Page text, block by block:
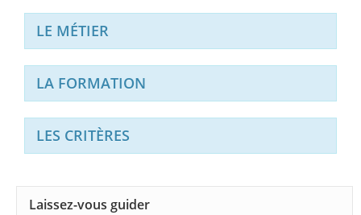
LE MÉTIER
LA FORMATION
LES CRITÈRES
Laissez-vous guider